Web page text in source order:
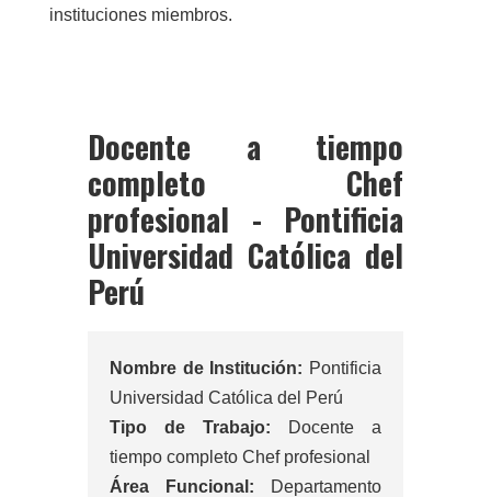
instituciones miembros.
Docente a tiempo
completo Chef
profesional - Pontificia
Universidad Católica del
Perú
Nombre de Institución: Pontificia
Universidad Católica del Perú
Tipo de Trabajo: Docente a
tiempo completo Chef profesional
Área Funcional: Departamento